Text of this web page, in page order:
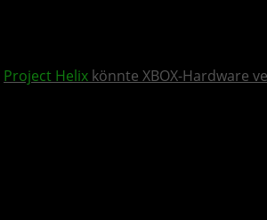
Project Helix könnte XBOX-Hardware